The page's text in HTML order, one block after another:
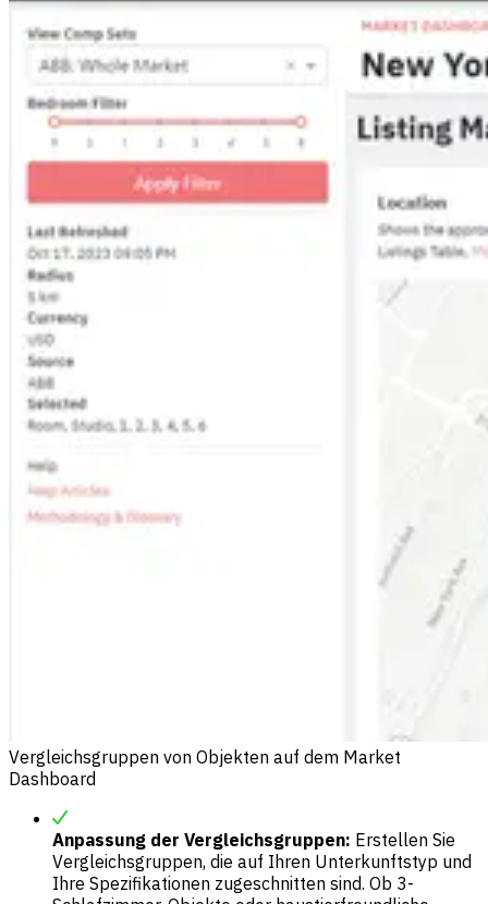
Vergleichsgruppen von Objekten auf dem Market
Dashboard
Anpassung der Vergleichsgruppen: Erstellen Sie
Vergleichsgruppen, die auf Ihren Unterkunftstyp und
Ihre Spezifikationen zugeschnitten sind. Ob 3-